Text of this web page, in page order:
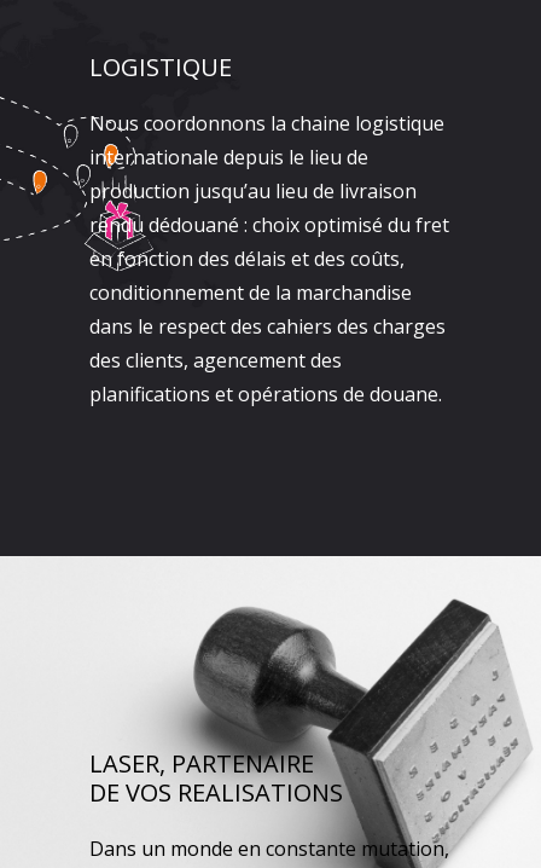
LOGISTIQUE
Nous coordonnons la chaine logistique
internationale depuis le lieu de
production jusqu’au lieu de livraison
rendu dédouané : choix optimisé du fret
en fonction des délais et des coûts,
conditionnement de la marchandise
dans le respect des cahiers des charges
des clients, agencement des
planifications et opérations de douane.
LASER, PARTENAIRE
DE VOS REALISATIONS
Dans un monde en constante mutation,